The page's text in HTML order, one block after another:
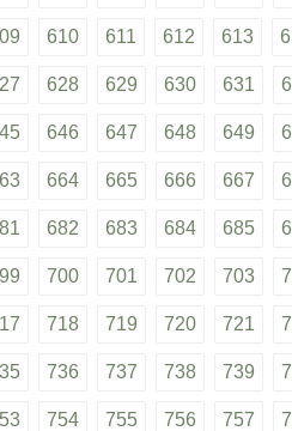
610 611 612 613
628 629 630 631
646 647 648 649
664 665 666 667
682 683 684 685
700 701 702 703
718 719 720 721
736 737 738 739
754 755 756 757